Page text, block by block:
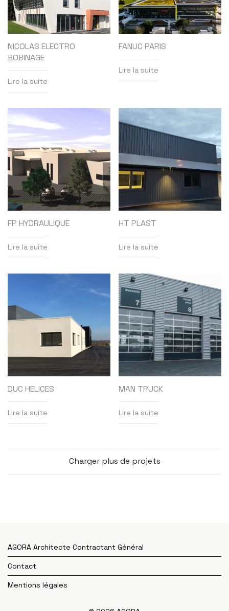
NICOLAS ELECTRO
BOBINAGE
Lire la suite
FANUC PARIS
Lire la suite
FP HYDRAULIQUE
Lire la suite
HT PLAST
Lire la suite
DUC HELICES
Lire la suite
MAN TRUCK
Lire la suite
Charger plus de projets
AGORA Architecte Contractant Général
Contact
Mentions légales